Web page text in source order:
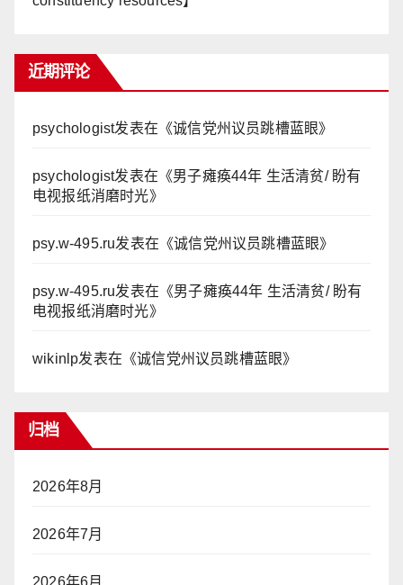
近期评论
psychologist发表在《诚信党州议员跳槽蓝眼》
psychologist发表在《男子瘫痪44年 生活清贫/ 盼有
电视报纸消磨时光》
psy.w-495.ru发表在《诚信党州议员跳槽蓝眼》
psy.w-495.ru发表在《男子瘫痪44年 生活清贫/ 盼有
电视报纸消磨时光》
wikinlp发表在《诚信党州议员跳槽蓝眼》
归档
2026年8月
2026年7月
2026年6月